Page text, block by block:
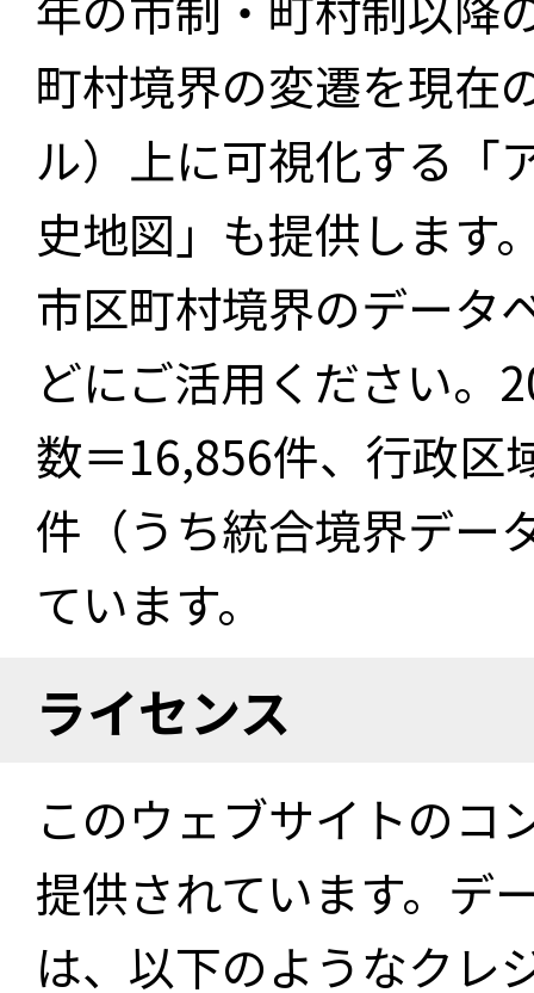
町村境界の変遷を現在
ル）上に可視化する「
史地図」も提供します
市区町村境界のデータ
どにご活用ください。
数＝16,856件、行政区
件（うち統合境界デー
ています。
ライセンス
このウェブサイトのコ
提供されています。デ
は、以下のようなクレ